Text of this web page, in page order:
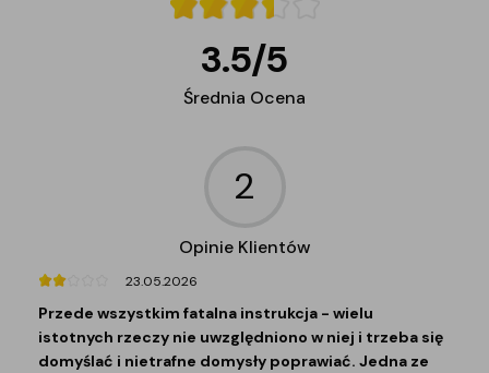
3.5/5
Średnia Ocena
2
Opinie Klientów
23.05.2026
Przede wszystkim fatalna instrukcja - wielu
istotnych rzeczy nie uwzględniono w niej i trzeba się
domyślać i nietrafne domysły poprawiać. Jedna ze